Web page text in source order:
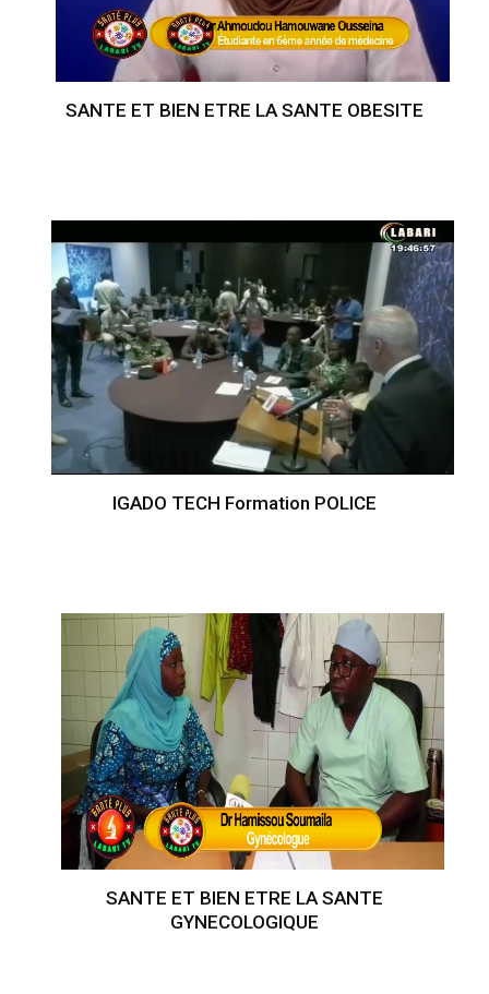
SANTE ET BIEN ETRE LA SANTE OBESITE
IGADO TECH Formation POLICE
SANTE ET BIEN ETRE LA SANTE
GYNECOLOGIQUE